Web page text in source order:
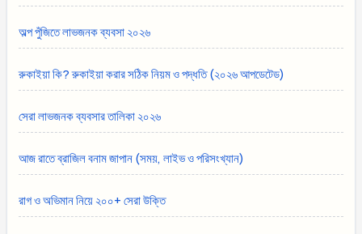
অল্প পুঁজিতে লাভজনক ব্যবসা ২০২৬
রুকাইয়া কি? রুকাইয়া করার সঠিক নিয়ম ও পদ্ধতি (২০২৬ আপডেটেড)
সেরা লাভজনক ব্যবসার তালিকা ২০২৬
আজ রাতে ব্রাজিল বনাম জাপান (সময়, লাইভ ও পরিসংখ্যান)
রাগ ও অভিমান নিয়ে ২০০+ সেরা উক্তি